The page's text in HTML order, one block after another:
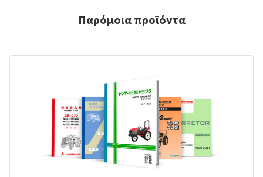
Παρόμοια προϊόντα